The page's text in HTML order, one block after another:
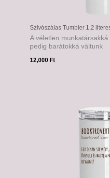
Szivószálas Tumbler 1,2
A véletlen
pedig barátokká váltunk
12,000 Ft